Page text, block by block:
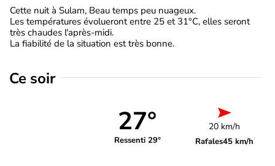
Cette nuit à Sulam, Beau temps peu nuageux.
Les températures évolueront entre 25 et 31°C, elles seront
très chaudes l'après-midi.
La fiabilité de la situation est très bonne.
Ce soir
27°
Ressenti 29°
20 km/h
Rafales45 km/h